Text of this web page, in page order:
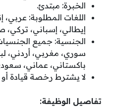
الخبرة: مبتدئ.
اللغات المطلوبة: عربي،
إيطالي، إسباني، تركي،
الجنسية: جميع
سوري، مغربي، أردني،
باكستاني، عماني،
لا يشترط رخصة قيادة أو
تفاصيل الوظيفة: